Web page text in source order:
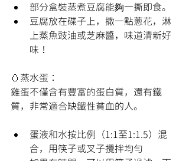
部分盒裝蒸煮豆腐能夠一撕即食。
豆腐放在碟子上，撒一點蔥花，淋
上蒸魚豉油或芝麻醬，味道清新好
味！
🥚蒸水蛋：
雞蛋不僅含有豐富的蛋白質，還有鐵
質，非常適合缺鐵性貧血的人。
蛋液和水按比例（1:1至1:1.5）混
合，用筷子或叉子攪拌均勻